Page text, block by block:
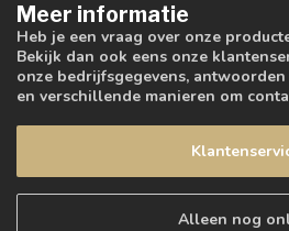
Meer informatie
Heb je een vraag over onze
Bekijk dan ook eens onze
onze bedrijfsgegevens,
en verschillende manieren om
Alleen nog